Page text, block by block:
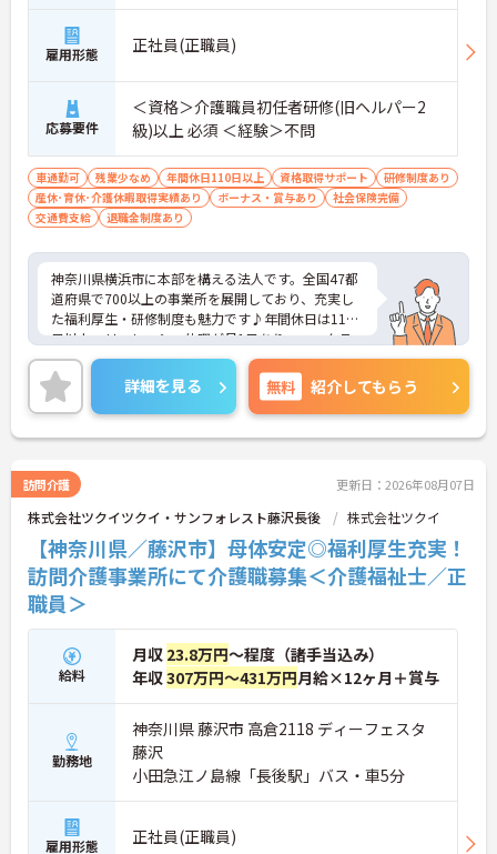
雇用形態 正社員(正職員)
応募要件
＜資格＞介護職員初任者研修(旧ヘルパー2
級)以上 必須 ＜経験＞不問
車通勤可 残業少なめ 年間休日110日以上 資格取得サポート
研修制度あり
産休･育休･介護休暇取得実績あり
ボーナス・賞与あり
社会保険完備
交通費支給
退職金制度あり
神奈川県横浜市に本部を構える法人です。全国47都
道府県で700以上の事業所を展開しており、充実し
た福利厚生・研修制度も魅力です♪年間休日は110
日以上、リフレッシュ休暇が月1日あり、ワークラ
イフバランスを重視される方にもおすすめです。ご
興味のある方には、面接対策ポイントなど、さらに
詳細をお話しいたしますのでお気軽にご相談くださ
い！
詳細を見る 無料 紹介してもらう
訪問介護 更新日：2026年08月07日
株式会社ツクイツクイ・サンフォレスト藤沢長後 株式会社ツクイ
【神奈川県／藤沢市】母体安定◎福利厚生充実！
訪問介護事業所にて介護職募集＜介護福祉士／正
職員＞
給料
月収 23.8万円～程度（諸手当込み）
年収307万円～431万円月給×12ヶ月＋賞与
勤務地
神奈川県 藤沢市 高倉2118 ディーフェスタ
藤沢
小田急江ノ島線「長後駅」バス・車5分
雇用形態 正社員(正職員)